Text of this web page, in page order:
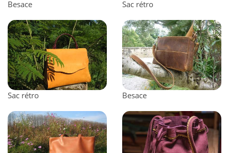
Besace Sac rétro
Sac rétro Besace